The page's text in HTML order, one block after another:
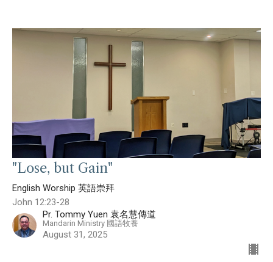
"Lose, but Gain"
English Worship 英語崇拜
John 12:23-28
Pr. Tommy Yuen 袁名慧傳道
Mandarin Ministry 國語牧養
August 31, 2025